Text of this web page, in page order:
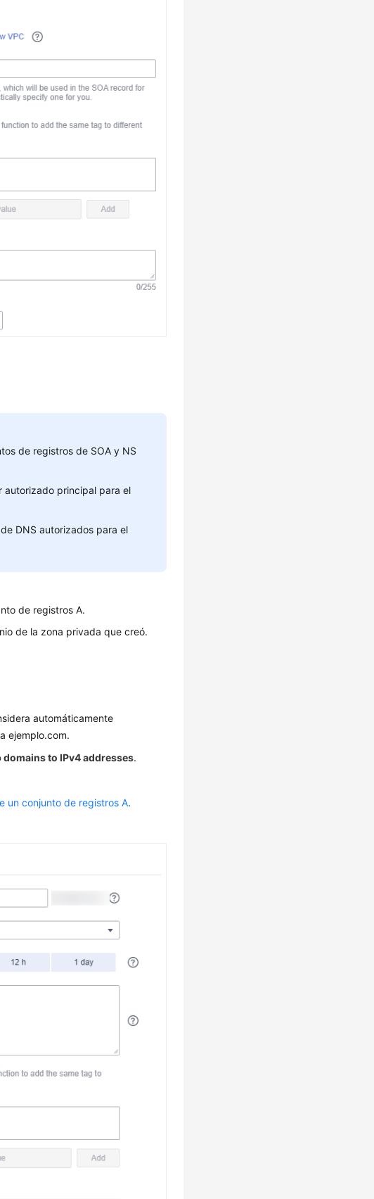
de registros de SOA y NS
autorizado principal para el
DNS autorizados para el
de registros A.
de la zona privada que creó.
automáticamente
ejemplo.com.
domains to IPv4 addresses.
un conjunto de registros A.